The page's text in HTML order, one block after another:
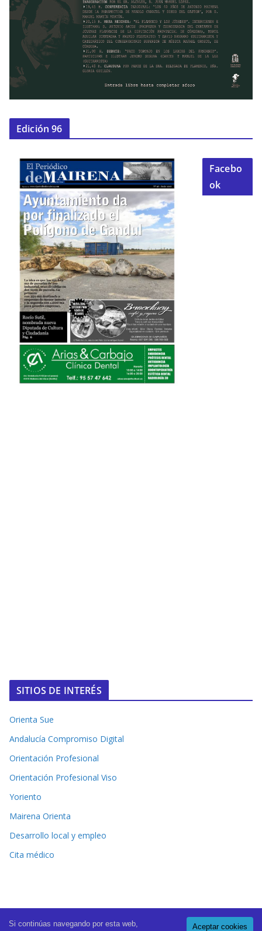
Edición 96
Facebo
ok
SITIOS DE INTERÉS
Orienta Sue
Andalucía Compromiso Digital
Orientación Profesional
Orientación Profesional Viso
Yoriento
Mairena Orienta
Desarrollo local y empleo
Cita médico
Aceptar cookies
Si continúas navegando por esta web,